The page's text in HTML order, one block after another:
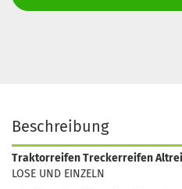
Beschreibung
Traktorreifen Treckerreifen
LOSE UND EINZELN